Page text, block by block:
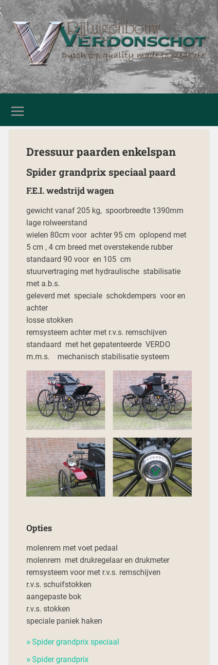
Dressuur paarden enkelspan
Spider grandprix speciaal paard
F.E.I. wedstrijd wagen
gewicht vanaf 205 kg, spoorbreedte 1390mm
lage rolweerstand
wielen 80cm voor achter 95 cm oplopend met
5 cm , 4 cm breed met overstekende rubber
standaard 90 voor en 105 cm
stuurvertraging met hydraulische stabilisatie
met a.b.s.
geleverd met speciale schokdempers voor en
achter
losse stokken
remsysteem achter met r.v.s. remschijven
standaard met het gepatenteerde VERDO
m.m.s. mechanisch stabilisatie systeem
Opties
molenrem met voet pedaal
molenrem met drukregelaar en drukmeter
remsysteem voor met r.v.s. remschijven
r.v.s. schuifstokken
aangepaste bok
r.v.s. stokken
speciale paniek haken
Spider grandprix speciaal
Spider grandprix